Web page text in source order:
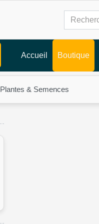
Accueil Boutique
Plantes & Semences